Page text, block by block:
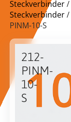
Steckverbinder/
Steckverbinder/
PINM-10-S
212-
PINM-
10-
S
$
vorrätig